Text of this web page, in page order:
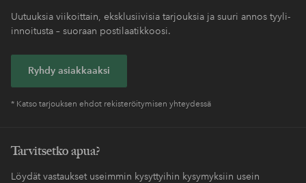
Uutuuksia viikoittain, eksklusiivisia tarjouksia ja suuri annos tyyli-
innoitusta – suoraan postilaatikkoosi.
Ryhdy asiakkaaksi
* Katso tarjouksen ehdot rekisteröitymisen yhteydessä
Tarvitsetko apua?
Löydät vastaukset useimmin kysyttyihin kysymyksiin usein